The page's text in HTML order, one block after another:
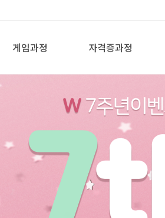
게임과정 자격증과정